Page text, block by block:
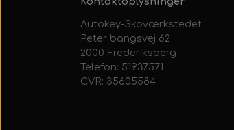
Autokey-Skoværkstedet
Peter bangsvej 62
2000 Frederiksberg
Telefon: 51937571
CVR: 35605584